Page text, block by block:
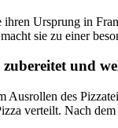
Ursprung in
sie zu einer
und
des
verteilt. Nach